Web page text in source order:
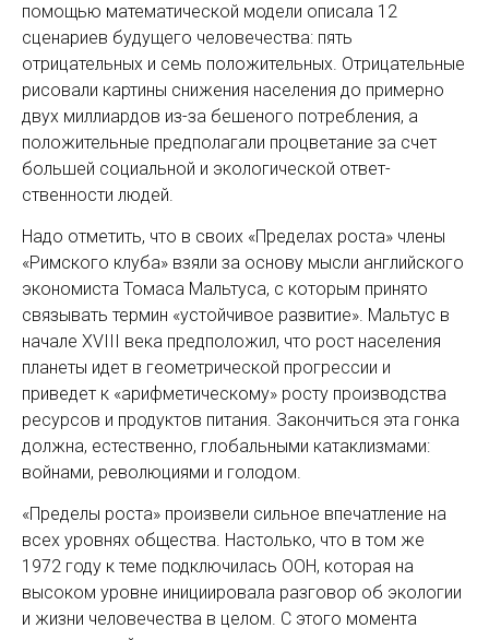
помощью математической модели описала 12
сценариев будущего человечества: пять
отрицательных и семь положительных. Отрицательные
рисовали картины снижения населения до примерно
двух миллиардов из-за бешеного потреб­ления, а
положительные предполагали процветание за счет
большей социальной и экологической ответ­
ственности людей.
Надо отметить, что в своих «Пределах роста» члены
«Римского клуба» взяли за основу мысли английского
экономиста Томаса Мальтуса, с которым принято
связывать термин «устойчивое развитие». Мальтус в
начале XVIII века предположил, что рост населения
планеты идет в геометрической прогрессии и
приведет к «арифметическому» росту производства
ресурсов и продуктов питания. Закончиться эта гонка
должна, естественно, глобальными катаклизмами:
вой­нами, революциями и голодом.
«Пределы роста» произвели сильное впечатление на
всех уровнях общества. Настолько, что в том же
1972 году к теме подключилась ООН, которая на
высоком уровне инициировала разговор об экологии
и жизни человечества в целом. С этого момента